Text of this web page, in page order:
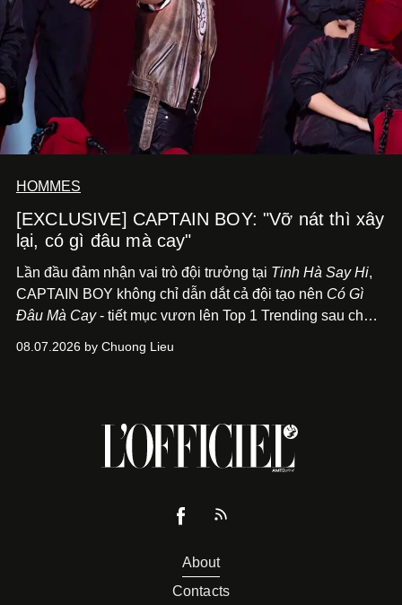
HOMMES
[EXCLUSIVE] CAPTAIN BOY: "Vỡ nát thì xây
lại, có gì đâu mà cay"
Lần đầu đảm nhận vai trò đội trưởng tại Tinh Hà Say Hi,
CAPTAIN BOY không chỉ dẫn dắt cả đội tạo nên Có Gì
Đâu Mà Cay- tiết mục vươn lên Top 1 Trending sau chưa
để lắng nghe, kết nối và tin tưởng đồng đội. Với nam
08.07.2026 by Chuong Lieu
About
Contacts